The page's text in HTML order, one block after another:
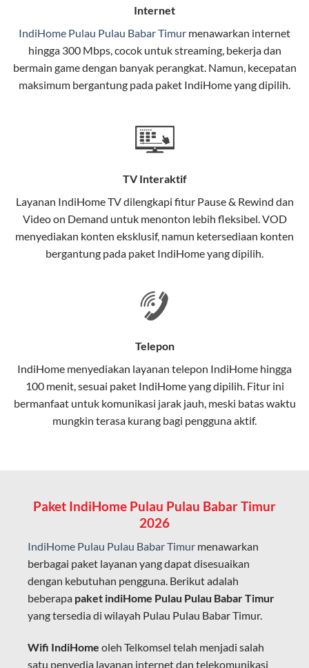
stabil, dan memiliki berbagai pilihan paket IndiHome
Selain internet, layanan IndiHome juga mencakup TV
interaktif (IndiHome TV) dan telepon rumah dalam
satu paket.
Teknologi di Balik WiFi IndiHome
Wifi IndiHome menggunakan teknologi Fiber To The
menggunakan kabel serat optik hingga ke rumah
pelanggan. Teknologi ini memiliki beberapa
keunggulan:
Kecepatan Tinggi
dibandingkan kabel tembaga atau DSL.
elektromagnetik, sehingga koneksi tetap lancar.
Latensi Rendah
Cocok untuk aktivitas yang membutuhkan koneksi
Mampu menangani banyak perangkat sekaligus tanpa
penurunan kualitas koneksi.
Dengan teknologi ini, IndiHome memberikan pengalaman
internet yang lebih baik bagi pengguna untuk bekerja,
belajar, dan hiburan di rumah.
IndiHome sering disebut sebagai WiFi IndiHome karena
layanan internet yang disediakan menggunakan jaringan
WiFi.
Internet
IndiHome Pulau Pulau Babar Timur menawarkan internet
hingga 300 Mbps, cocok untuk streaming, bekerja dan
bermain game dengan banyak perangkat. Namun, kecepatan
maksimum bergantung pada paket IndiHome yang dipilih.
TV Interaktif
Layanan IndiHome TVdilengkapi fitur Pause & Rewind dan
Video on Demand untuk menonton lebih fleksibel. VOD
menyediakan konten eksklusif, namun ketersediaan konten
bergantung pada paket IndiHome yang dipilih.
Telepon
IndiHome menyediakan layanan telepon IndiHome hingga
100 menit, sesuai paket IndiHome yang dipilih. Fitur ini
bermanfaat untuk komunikasi jarak jauh, meski batas waktu
mungkin terasa kurang bagi pengguna aktif.
Paket IndiHome Pulau Pulau Babar Timur
2026
IndiHome Pulau Pulau Babar Timur menawarkan
berbagai paket layanan yang dapat disesuaikan
dengan kebutuhan pengguna. Berikut adalah
beberapa paket indiHome Pulau Pulau Babar Timur
yang tersedia di wilayah Pulau Pulau Babar Timur.
Wifi IndiHome oleh Telkomsel telah menjadi salah
satu penyedia layanan internet dan telekomunikasi